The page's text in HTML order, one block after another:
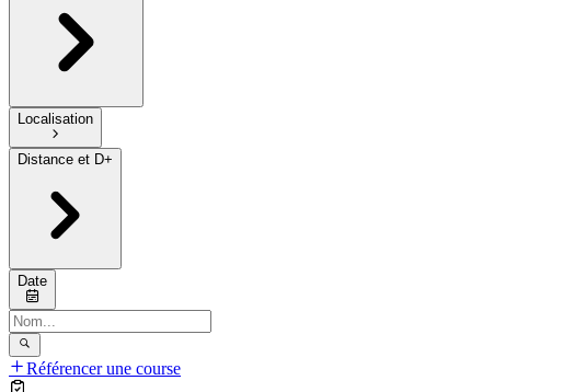
Localisation
Distance et D+
Date
Référencer une course